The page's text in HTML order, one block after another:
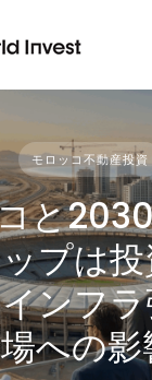
モロッコ不動産投資
と
プは
ンフ
への